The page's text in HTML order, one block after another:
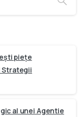
piețe
Strategii
al unei Agentie